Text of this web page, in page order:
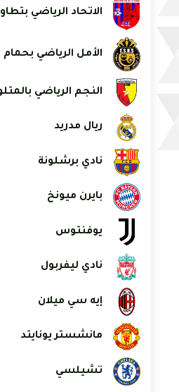
الاتحاد الرياضي
الأمل الرياضي
النجم الرياضي
ريال مدريد
نادي برشلونة
بايرن ميونخ
يوفنتوس
نادي ليفربول
إيه سي ميلان
مانشستر يونايتد
تشيلسي